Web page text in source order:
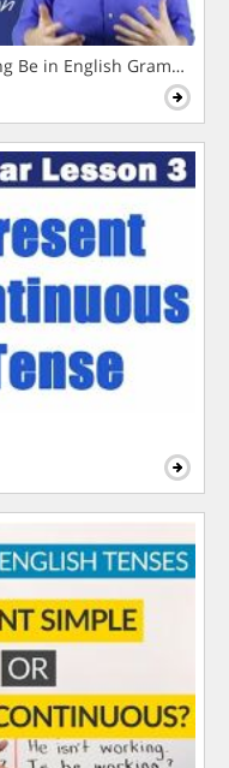
Be in English Grammar